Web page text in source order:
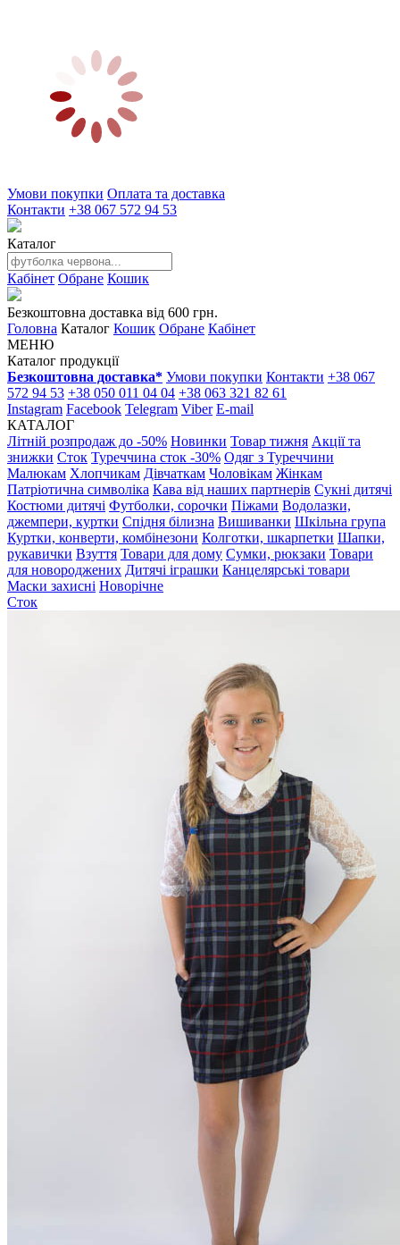
Умови покупки Оплата та доставка
Контакти +38 067 572 94 53
Каталог
Кабінет Обране Кошик
Безкоштовна доставка від 600 грн.
Головна Каталог Кошик Обране Кабінет
МЕНЮ
Каталог продукції
Безкоштовна доставка* Умови покупки Контакти +38 067
572 94 53 +38 050 011 04 04 +38 063 321 82 61
Instagram Facebook Telegram Viber E-mail
КАТАЛОГ
Літній розпродаж до -50% Новинки Товар тижня Акції та
знижки Сток Туреччина сток -30% Одяг з Туреччини
Малюкам Хлопчикам Дівчаткам Чоловікам Жінкам
Патріотична символіка Кава від наших партнерів Сукні дитячі
Костюми дитячі Футболки, сорочки Піжами Водолазки,
джемпери, куртки Спідня білизна Вишиванки Шкільна група
Куртки, конверти, комбінезони Колготки, шкарпетки Шапки,
рукавички Взуття Товари для дому Сумки, рюкзаки Товари
для новороджених Дитячі іграшки Канцелярські товари
Маски захисні Новорічне
Сток